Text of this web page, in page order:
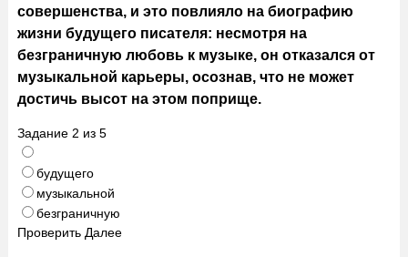
совершенства, и это повлияло на биографию
жизни будущего писателя: несмотря на
безграничную любовь к музыке, он отказался от
музыкальной карьеры, осознав, что не может
достичь высот на этом поприще.
Задание 2 из 5
будущего
музыкальной
безграничную
Проверить Далее